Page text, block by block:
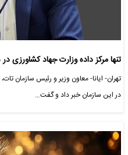
تنها مرکز داده وزارت جهاد کشاورزی
تهران- ایانا- معاون وزیر و رئیس سازمان
در این سازمان خبر داد و گفت…